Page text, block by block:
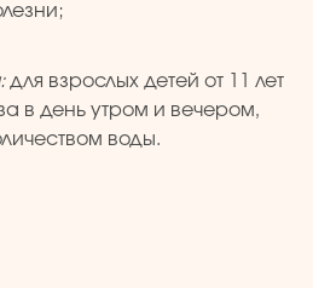
для взрослых детей от 11 лет
в день утром и вечером,
воды.
центр